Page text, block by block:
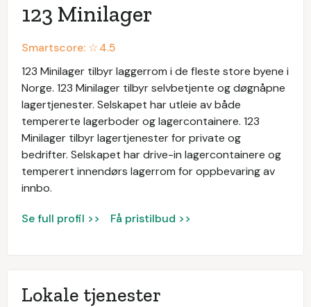
123 Minilager
Smartscore: ☆4.5
123 Minilager tilbyr laggerrom i de fleste store byene i
Norge. 123 Minilager tilbyr selvbetjente og døgnåpne
lagertjenester. Selskapet har utleie av både
tempererte lagerboder og lagercontainere. 123
Minilager tilbyr lagertjenester for private og
bedrifter. Selskapet har drive-in lagercontainere og
temperert innendørs lagerrom for oppbevaring av
innbo.
Se full profil >> Få pristilbud >>
Lokale tjenester